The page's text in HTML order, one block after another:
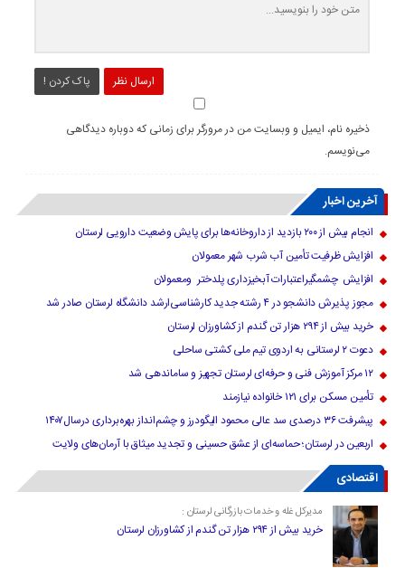
ارسال نظر پاک کردن !
ذخیره نام، ایمیل و وبسایت من در مرورگر برای زمانی که دوباره دیدگاهی
می‌نویسم.
آخرین اخبار
انجام بیش از ۲۰۰ بازدید از داروخانه‌ها برای پایش وضعیت دارویی لرستان
افزایش ظرفیت تأمین آب شرب شهر معمولان
افزایش چشمگیراعتبارات آبخیزداری پلدختر ومعمولان
مجوز پذیرش دانشجو در ۴ رشته جدید کارشناسی‌ارشد دانشگاه لرستان صادر شد
خرید بیش از ۲۹۴ هزار تن گندم از کشاورزان لرستان
دعوت ۲ لرستانی به اردوی تیم ملی کشتی ساحلی
۱۲ مرکز آموزش فنی و حرفه‌ای لرستان تجهیز و ساماندهی شد
تأمین مسکن برای ۱۲۱ خانواده نیازمند
پیشرفت ۳۶ درصدی سد عالی محمود الیگودرز و چشم‌انداز بهره‌برداری درسال۱۴۰۷
اربعین در لرستان؛ حماسه‌ای از عشق حسینی و تجدید میثاق با آرمان‌های ولایت
اقتصادی
مدیرکل غله و خدمات بازرگانی لرستان :
خرید بیش از ۲۹۴ هزار تن گندم از کشاورزان لرستان